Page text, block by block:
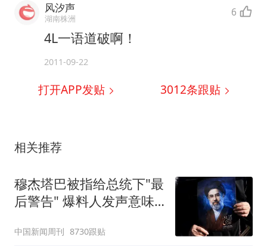
风汐声
湖南株洲 6
4L一语道破啊！
2011-09-22
打开APP发贴 3012条跟贴
相关推荐
穆杰塔巴被指给总统下"最
后警告" 爆料人发声意味
中国新闻周刊 8730跟贴